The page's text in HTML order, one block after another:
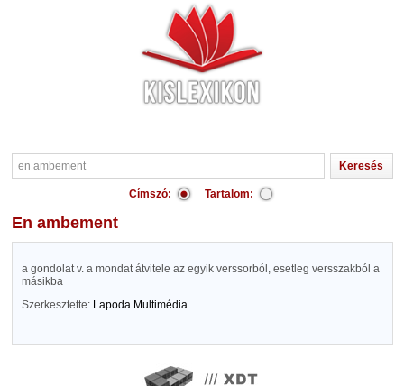
Címszó: Tartalom:
en ambement
a gondolat v. a mondat átvitele az egyik verssorból, esetleg versszakból a
másikba
Szerkesztette: Lapoda Multimédia